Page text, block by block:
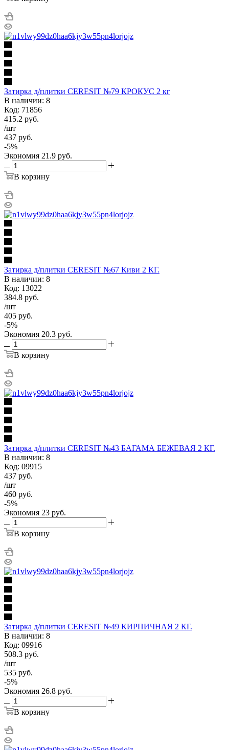
Затирка д/плитки CERESIT №79 КРОКУС 2 кг
В наличии: 8
Код: 71856
415.2 руб.
/шт
437 руб.
-5%
Экономия 21.9 руб.
В корзину
Затирка д/плитки CERESIT №67 Киви 2 КГ.
В наличии: 8
Код: 13022
384.8 руб.
/шт
405 руб.
-5%
Экономия 20.3 руб.
В корзину
Затирка д/плитки CERESIT №43 БАГАМА БЕЖЕВАЯ 2 КГ.
В наличии: 8
Код: 09915
437 руб.
/шт
460 руб.
-5%
Экономия 23 руб.
В корзину
Затирка д/плитки CERESIT №49 КИРПИЧНАЯ 2 КГ.
В наличии: 8
Код: 09916
508.3 руб.
/шт
535 руб.
-5%
Экономия 26.8 руб.
В корзину